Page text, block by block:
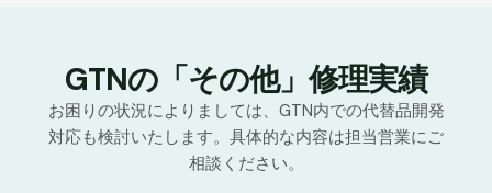
GTNの「その他」修理実績
お困りの状況によりましては、GTN内での代替品開発
対応も検討いたします。具体的な内容は担当営業にご
相談ください。